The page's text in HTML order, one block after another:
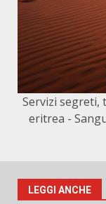
Servizi segreti,
eritrea -
LEGGI ANCHE